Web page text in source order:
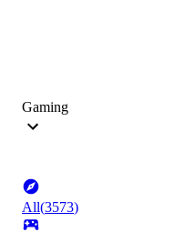
Gaming
All(3573)